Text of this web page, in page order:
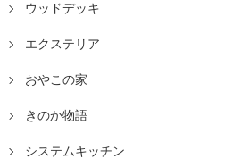
ウッドデッキ
エクステリア
おやこの家
きのか物語
システムキッチン